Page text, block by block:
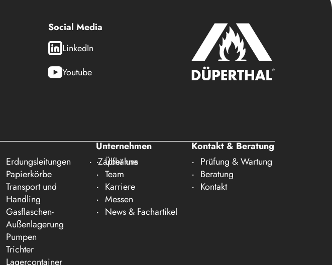
Social Media
LinkedIn
Youtube
Erdungsleitungen
Papierkörbe
Transport und
Handling
Gasflaschen-
Außenlagerung
Pumpen
Trichter
Lagercontainer
Zapfhähne
Unternehmen
Über uns
Team
Karriere
Messen
News & Fachartikel
Kontakt & Beratung
Prüfung & Wartung
Beratung
Kontakt